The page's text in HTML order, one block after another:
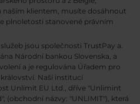
naším klientem, musíte dosáhnout
plnoletosti stanovené právním
jsou společnosti TrustPay a.
Národní bankou Slovenska, a
a je regulována Úřadem pro
Naší institucí
Unlimit EU Ltd., dříve "Unlimint
(obchodní názvy: "UNLIMIT"), která